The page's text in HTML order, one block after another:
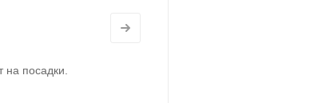
посадки.